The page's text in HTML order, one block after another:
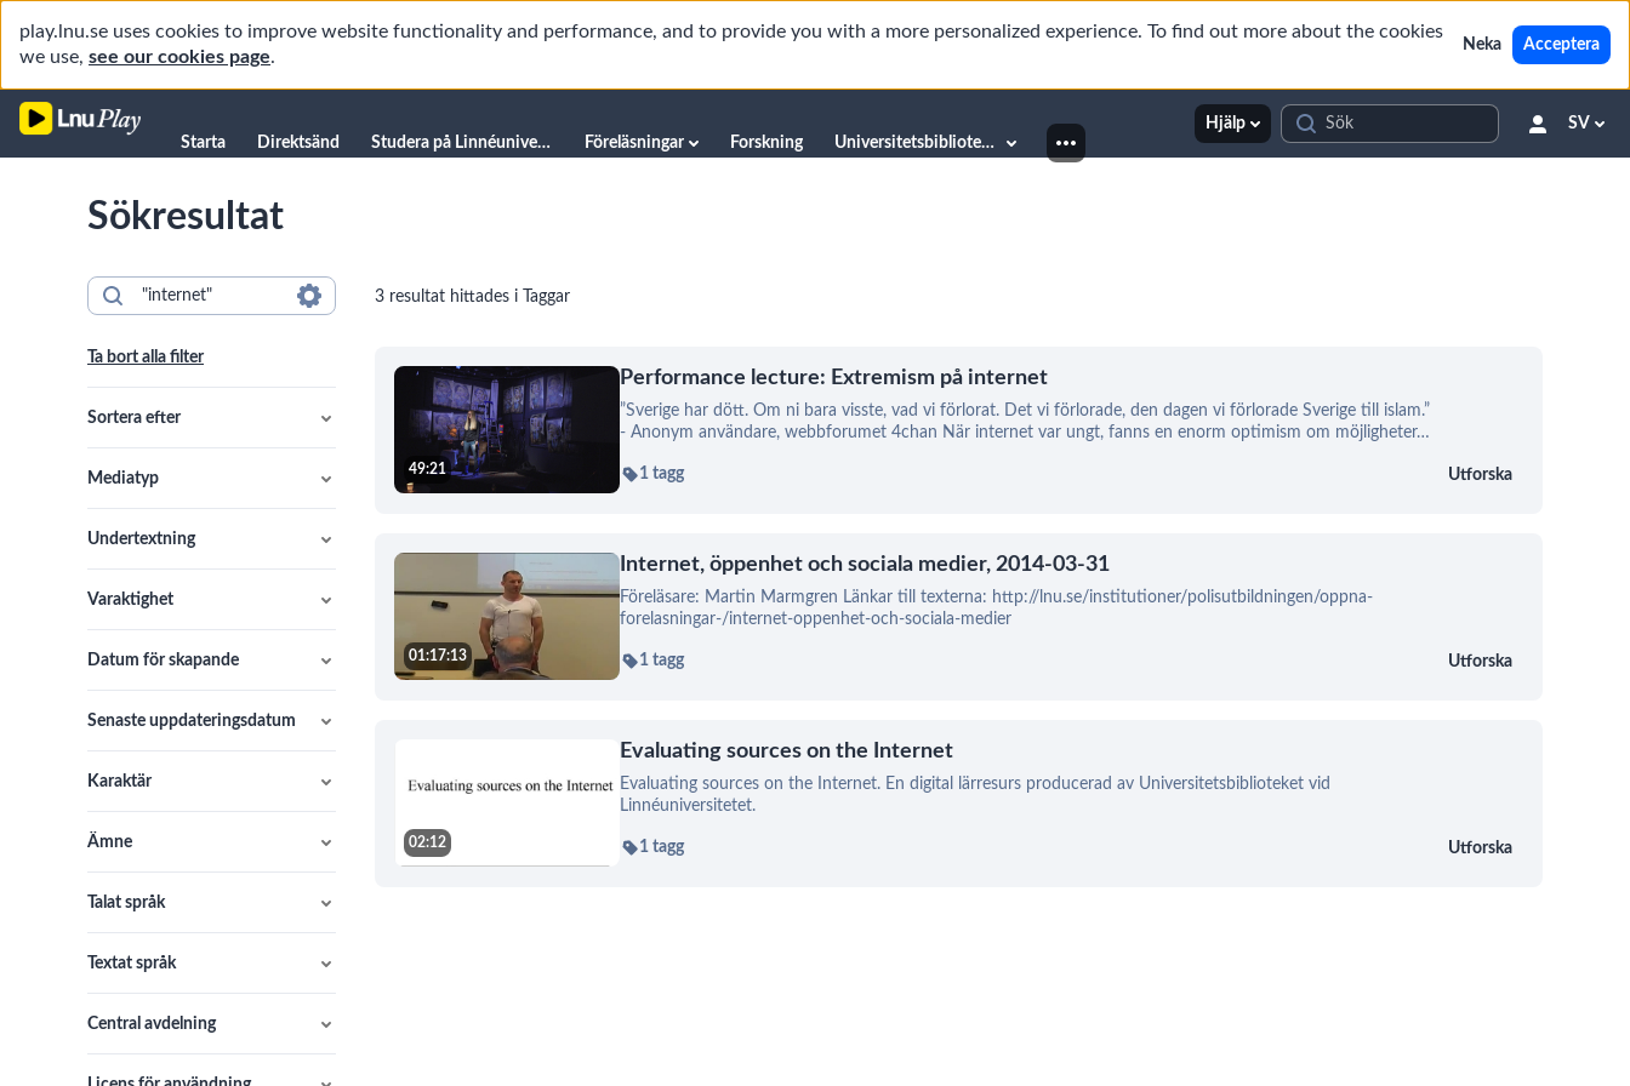
play.lnu.se uses cookies to improve website functionality and performance, and to provide you with a more personalized experience. To find out more about the cookies
we use, see our cookies page.
Neka Acceptera
Starta
Forskning
Manualer
Kanaler
Starta Direktsänd Studera på Linnéuniversitetet Föreläsningar Forskning Universitetsbiblioteket
Hjälp SV
Sökresultat
Ta bort alla filter
Sortera efter
Mediatyp
Undertextning
Varaktighet
Datum för skapande
Senaste uppdateringsdatum
Karaktär
Ämne
Talat språk
Textat språk
Central avdelning
3 resultat hittades i Taggar
49:21
Performance lecture: Extremism på internet
”Sverige har dött. Om ni bara visste, vad vi förlorat. Det vi förlorade, den dagen vi förlorade Sverige till islam.”
- Anonym användare, webbforumet 4chan När internet var ungt, fanns en enorm optimism om möjligheter…
1 tagg Utforska
01:17:13
Internet, öppenhet och sociala medier, 2014-03-31
Föreläsare: Martin Marmgren Länkar till texterna: http://lnu.se/institutioner/polisutbildningen/oppna-
forelasningar-/internet-oppenhet-och-sociala-medier
1 tagg Utforska
02:12
Evaluating sources on the Internet
Evaluating sources on the Internet. En digital lärresurs producerad av Universitetsbiblioteket vid
Linnéuniversitetet.
1 tagg Utforska